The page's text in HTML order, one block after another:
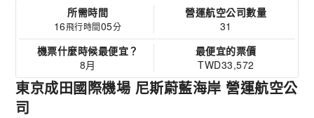
所需時間
16飛行時間05分
營運航空公司數量
31
機票什麼時候最便宜？
8月
最便宜的票價
TWD33,572
東京成田國際機場 尼斯蔚藍海岸 營運航空公
司